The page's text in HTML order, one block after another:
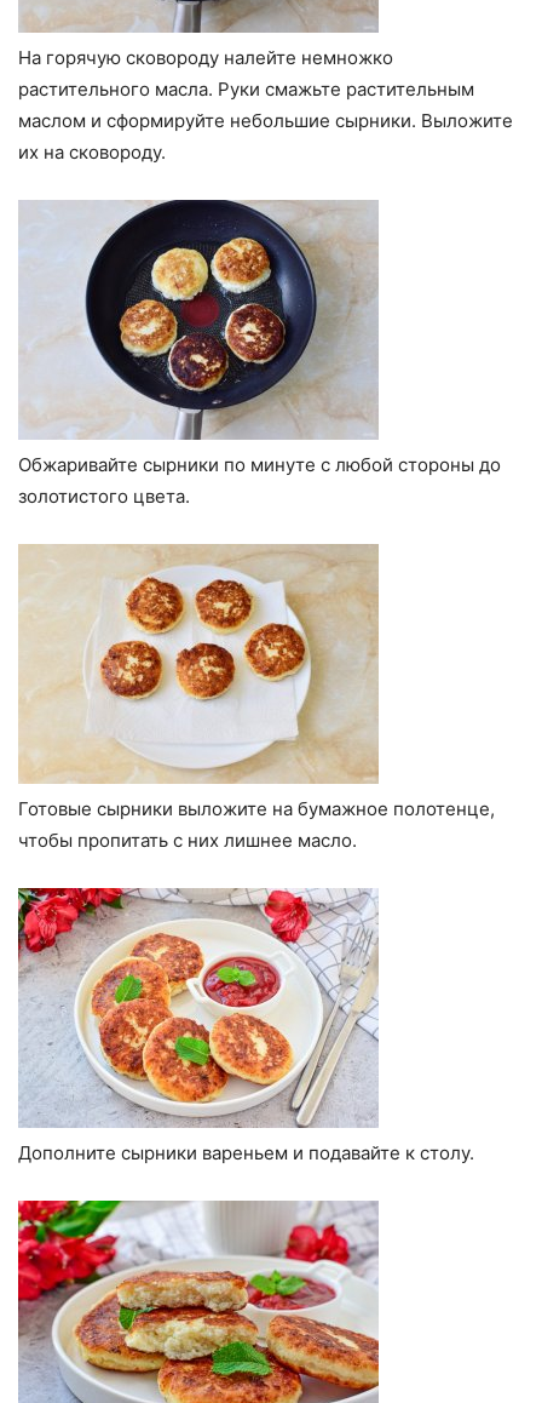
На горячую сковороду налейте немножко
растительного масла. Руки смажьте растительным
маслом и сформируйте небольшие сырники. Выложите
их на сковороду.
Обжаривайте сырники по минуте с любой стороны до
золотистого цвета.
Готовые сырники выложите на бумажное полотенце,
чтобы пропитать с них лишнее масло.
Дополните сырники вареньем и подавайте к столу.